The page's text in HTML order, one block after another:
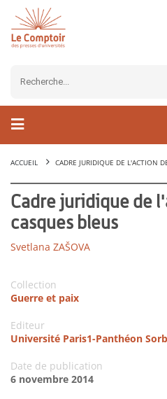
ACCUEIL CADRE JURIDIQUE DE L'ACTION
Cadre juridique de
casques bleus
Svetlana ZAŠOVA
Collection
Guerre et paix
Editeur
Université Paris1-Panthéon
Date de publication
6 novembre 2014